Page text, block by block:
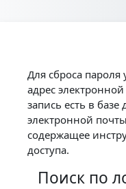
Для сброса
адрес
запись есть в
электронной
содержащее
доступа.
Поиск по
Поиск по